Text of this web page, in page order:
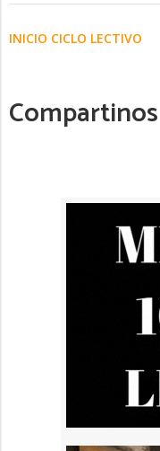
INICIO CICLO LECTIVO